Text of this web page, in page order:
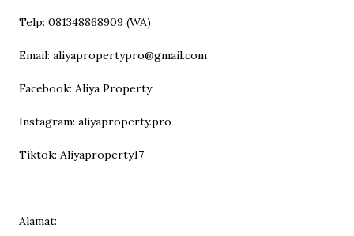
Telp: 081348868909 (WA)
Email: aliyapropertypro@gmail.com
Facebook: Aliya Property
Instagram: aliyaproperty.pro
Tiktok: Aliyaproperty17
Alamat: